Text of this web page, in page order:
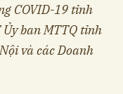
COVID-19 tỉnh
ban MTTQ tỉnh
và các Doanh